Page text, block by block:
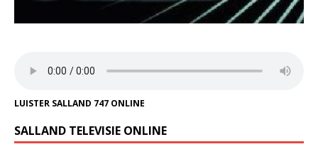
LUISTER SALLAND 747 ONLINE
SALLAND TELEVISIE ONLINE